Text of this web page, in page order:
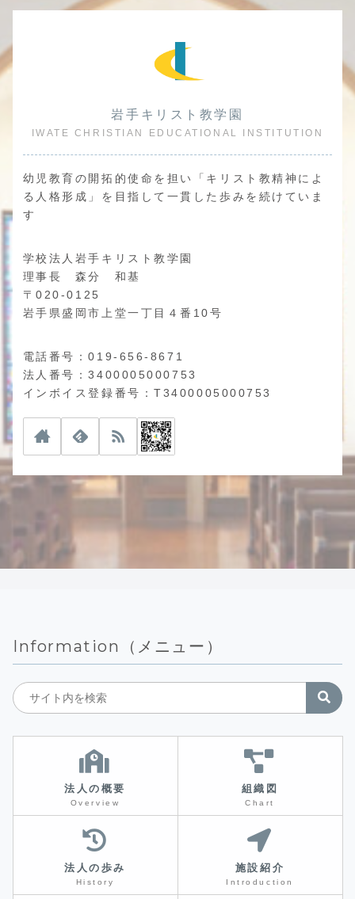
岩手キリスト教学園
IWATE CHRISTIAN EDUCATIONAL INSTITUTION
幼児教育の開拓的使命を担い「キリスト教精神によ
る人格形成」を目指して一貫した歩みを続けていま
す
学校法人岩手キリスト教学園
理事長 森分 和基
〒020-0125
岩手県盛岡市上堂一丁目４番10号
電話番号：019-656-8671
法人番号：3400005000753
インボイス登録番号：T3400005000753
Information（メニュー）
法人の概要
Overview
組織図
Chart
法人の歩み
History
施設紹介
Introduction